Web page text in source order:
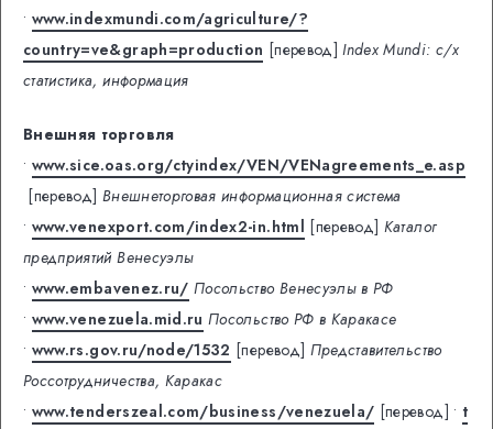
• www.indexmundi.com/agriculture/?
country=ve&graph=production [перевод] Index Mundi: с/х
статистика, информация
Внешняя торговля
• www.sice.oas.org/ctyindex/VEN/VENagreements_e.asp
[перевод] Внешнеторговая информационная система
• www.venexport.com/index2-in.html [перевод] Каталог
предприятий Венесуэлы
• www.embavenez.ru/ Посольство Венесуэлы в РФ
• www.venezuela.mid.ru Посольство РФ в Каракасе
• www.rs.gov.ru/node/1532 [перевод] Представительство
Россотрудничества, Каракас
• www.tenderszeal.com/business/venezuela/ [перевод] • t